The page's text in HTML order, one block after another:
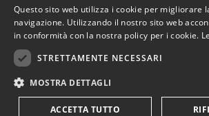
Questo sito web utilizza i cookie per migliorare
navigazione. Utilizzando il nostro sito web
in conformità con la nostra policy per i cookie.
STRETTAMENTE NECESSARI
MOSTRA DETTAGLI
ACCETTA TUTTO